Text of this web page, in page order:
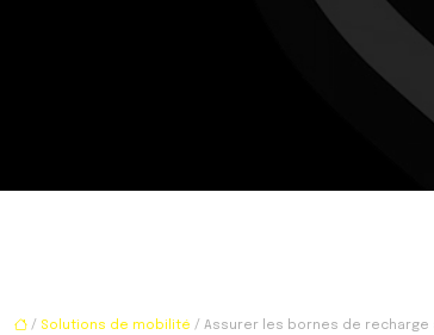
/ Solutions de mobilité / Assurer les bornes de